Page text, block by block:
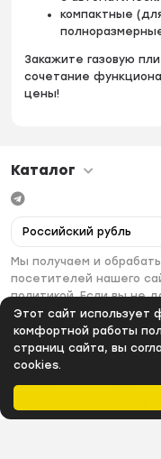
Этот сайт использует
комфортной работы
страниц сайта, вы
cookies.
компактные
Закажите газовую
сочетание
цены!
Каталог
Мы получаем и
посетителей нашего
политикой. Если вы не
персональных данных,